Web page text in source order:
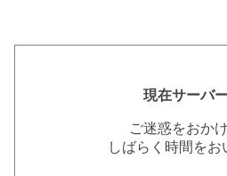
現在サーバ
ご迷惑をおか
しばらく時間を